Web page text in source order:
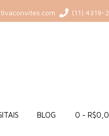
(11)
BLOG 0 - R$